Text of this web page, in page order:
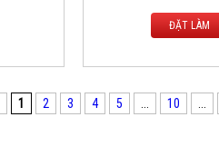
ĐẶT LÀM
1 2 3 4 5 10